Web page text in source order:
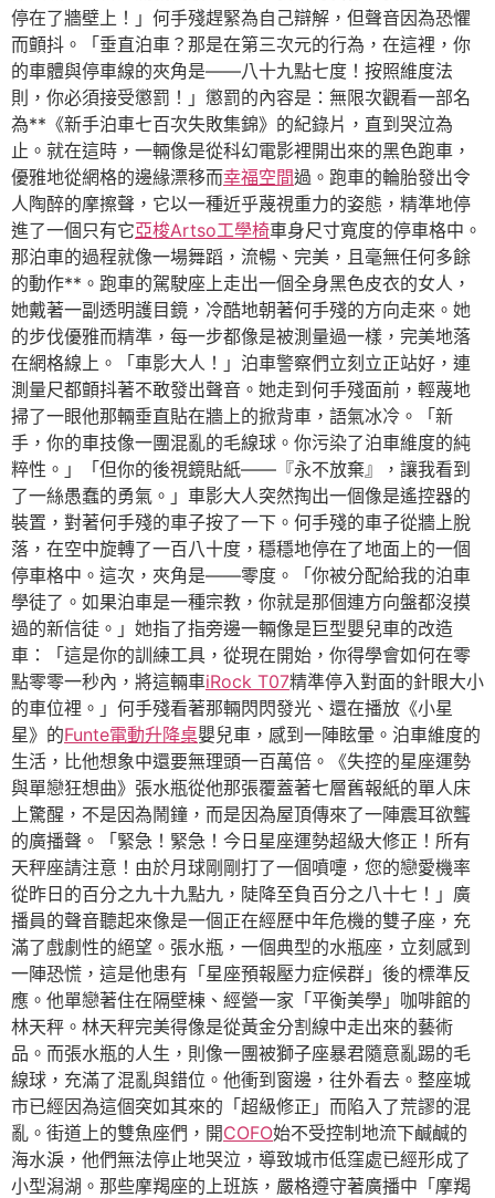
停在了牆壁上！」何手殘趕緊為自己辯解，但聲音因為恐懼
而顫抖。「垂直泊車？那是在第三次元的行為，在這裡，你
的車體與停車線的夾角是——八十九點七度！按照維度法
則，你必須接受懲罰！」懲罰的內容是：無限次觀看一部名
為**《新手泊車七百次失敗集錦》的紀錄片，直到哭泣為
止。就在這時，一輛像是從科幻電影裡開出來的黑色跑車，
優雅地從網格的邊緣漂移而幸福空間過。跑車的輪胎發出令
人陶醉的摩擦聲，它以一種近乎蔑視重力的姿態，精準地停
進了一個只有它亞梭Artso工學椅車身尺寸寬度的停車格中。
那泊車的過程就像一場舞蹈，流暢、完美，且毫無任何多餘
的動作**。跑車的駕駛座上走出一個全身黑色皮衣的女人，
她戴著一副透明護目鏡，冷酷地朝著何手殘的方向走來。她
的步伐優雅而精準，每一步都像是被測量過一樣，完美地落
在網格線上。「車影大人！」泊車警察們立刻立正站好，連
測量尺都顫抖著不敢發出聲音。她走到何手殘面前，輕蔑地
掃了一眼他那輛垂直貼在牆上的掀背車，語氣冰冷。「新
手，你的車技像一團混亂的毛線球。你污染了泊車維度的純
粹性。」「但你的後視鏡貼紙——『永不放棄』，讓我看到
了一絲愚蠢的勇氣。」車影大人突然掏出一個像是遙控器的
裝置，對著何手殘的車子按了一下。何手殘的車子從牆上脫
落，在空中旋轉了一百八十度，穩穩地停在了地面上的一個
停車格中。這次，夾角是——零度。「你被分配給我的泊車
學徒了。如果泊車是一種宗教，你就是那個連方向盤都沒摸
過的新信徒。」她指了指旁邊一輛像是巨型嬰兒車的改造
車：「這是你的訓練工具，從現在開始，你得學會如何在零
點零零一秒內，將這輛車iRock T07精準停入對面的針眼大小
的車位裡。」何手殘看著那輛閃閃發光、還在播放《小星
星》的Funte電動升降桌嬰兒車，感到一陣眩暈。泊車維度的
生活，比他想象中還要無理頭一百萬倍。《失控的星座運勢
與單戀狂想曲》張水瓶從他那張覆蓋著七層舊報紙的單人床
上驚醒，不是因為鬧鐘，而是因為屋頂傳來了一陣震耳欲聾
的廣播聲。「緊急！緊急！今日星座運勢超級大修正！所有
天秤座請注意！由於月球剛剛打了一個噴嚏，您的戀愛機率
從昨日的百分之九十九點九，陡降至負百分之八十七！」廣
播員的聲音聽起來像是一個正在經歷中年危機的雙子座，充
滿了戲劇性的絕望。張水瓶，一個典型的水瓶座，立刻感到
一陣恐慌，這是他患有「星座預報壓力症候群」後的標準反
應。他單戀著住在隔壁棟、經營一家「平衡美學」咖啡館的
林天秤。林天秤完美得像是從黃金分割線中走出來的藝術
品。而張水瓶的人生，則像一團被獅子座暴君隨意亂踢的毛
線球，充滿了混亂與錯位。他衝到窗邊，往外看去。整座城
市已經因為這個突如其來的「超級修正」而陷入了荒謬的混
亂。街道上的雙魚座們，開COFO始不受控制地流下鹹鹹的
海水淚，他們無法停止地哭泣，導致城市低窪處已經形成了
小型潟湖。那些摩羯座的上班族，嚴格遵守著廣播中「摩羯